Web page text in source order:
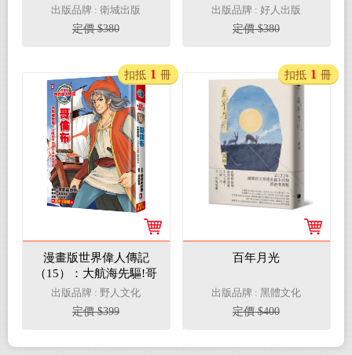
出版品牌 : 衛城出版
定價 $380
出版品牌 : 好人出版
定價 $380
漫畫版世界偉人傳記
（15）：大航海先驅!哥
倫布【改寫世界地圖的
追夢航海家】專家監修.
難字注音版
出版品牌 : 野人文化
定價 $399
扣抵 1 冊
百年月光
出版品牌 : 黑體文化
定價 $400
扣抵 1 冊